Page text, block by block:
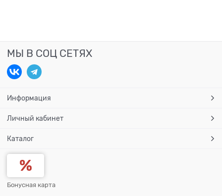
МЫ В СОЦ СЕТЯХ
Информация
Личный кабинет
Каталог
Бонусная карта